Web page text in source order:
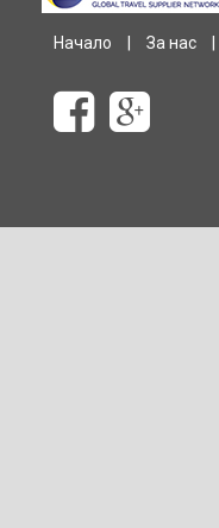
Начало За нас